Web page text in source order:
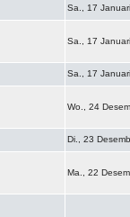
Sa., 17
Sa., 17
Sa., 17
Wo., 24
Di., 23
Ma., 22